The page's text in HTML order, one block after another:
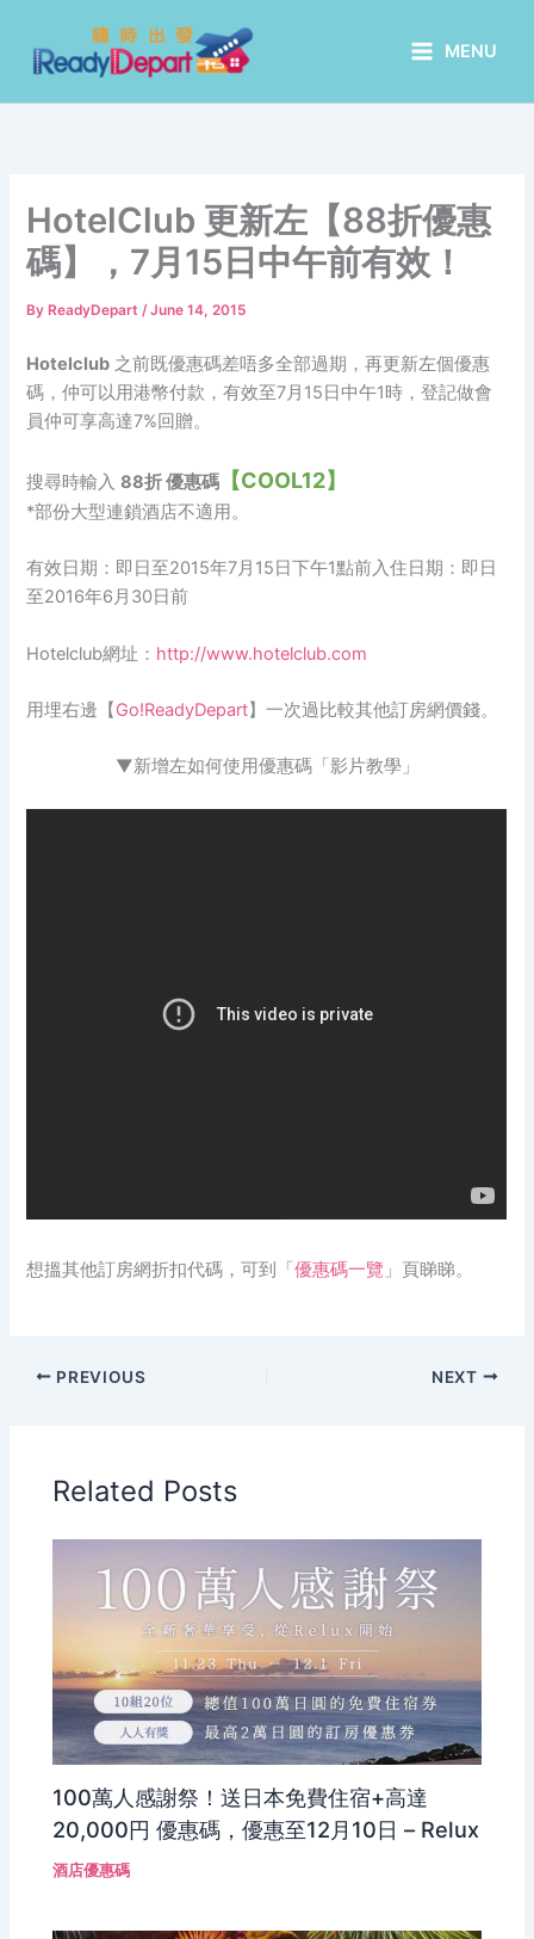
content
MENU
HotelClub 更新左【88折優惠
碼】，7月15日中午前有效！
By ReadyDepart/June 14, 2015
Hotelclub 之前既優惠碼差唔多全部過期，再更新左個優惠
碼，仲可以用港幣付款，有效至7月15日中午1時，登記做會
員仲可享高達7%回贈。
搜尋時輸入88折 優惠碼 【COOL12】
*部份大型連鎖酒店不適用。
有效日期：即日至2015年7月15日下午1點前入住日期：即日
至2016年6月30日前
Hotelclub網址： http://www.hotelclub.com
用埋右邊【Go!ReadyDepart】一次過比較其他訂房網價錢。
▼新增左如何使用優惠碼「影片教學」
想搵其他訂房網折扣代碼，可到「優惠碼一覽 」頁睇睇。
PREVIOUS NEXT
Related Posts
100萬人感謝祭！送日本免費住宿+高達
20,000円 優惠碼，優惠至12月10日 – Relux
酒店優惠碼